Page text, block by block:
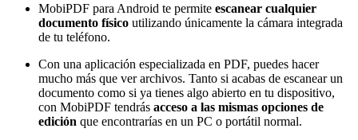
MobiPDF para Android te permite escanear cualquier
documento físico utilizando únicamente la cámara integrada
de tu teléfono.
Con una aplicación especializada en PDF, puedes hacer
mucho más que ver archivos. Tanto si acabas de escanear un
documento como si ya tienes algo abierto en tu dispositivo,
con MobiPDF tendrás acceso a las mismas opciones de
edición que encontrarías en un PC o portátil normal.